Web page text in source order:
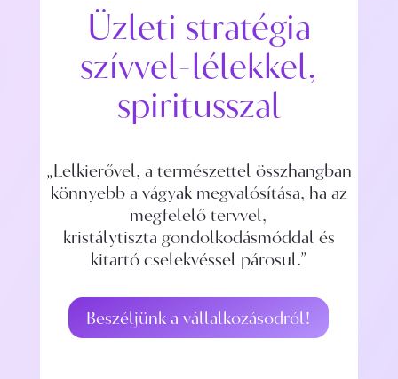
Üzleti stratégia
szívvel-lélekkel,
spiritusszal
„Lelkierővel, a természettel összhangban
könnyebb a vágyak megvalósítása, ha az
megfelelő tervvel,
kristálytiszta gondolkodásmóddal és
kitartó cselekvéssel párosul.”
Beszéljünk a vállalkozásodról!